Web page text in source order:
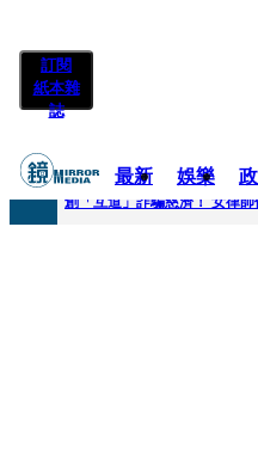
訂閱
紙本雜
誌
最新 娛樂
快訊
創「互道」詐騙慈濟！ 女律